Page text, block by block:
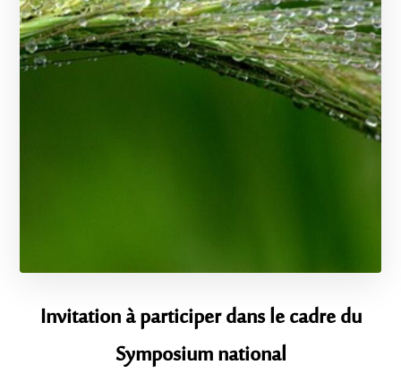
Invitation à participer dans le cadre du
Symposium national